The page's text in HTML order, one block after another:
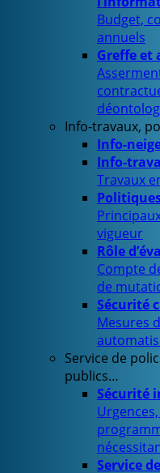
Budget,
annuels
Greffe et
Info-travaux,
Info-
Info-
Travaux
vigueur
Rôle
Compte
de
Sécurité
Mesures
Service de
publics…
Sécurité
Service